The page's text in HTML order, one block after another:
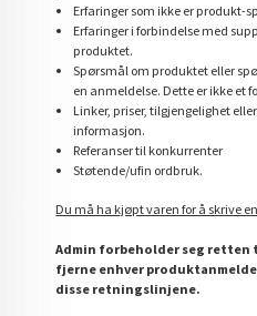
Erfaringer som ikke er produkt-
Erfaringer i forbindelse med
produktet.
Spørsmål om produktet eller
en anmeldelse. Dette er ikke et
Linker, priser, tilgjengelighet
informasjon.
Referanser til konkurrenter
Støtende/ufin ordbruk.
Du må ha kjøpt varen for å skrive
Admin forbeholder seg retten
fjerne enhver
disse retningslinjene.